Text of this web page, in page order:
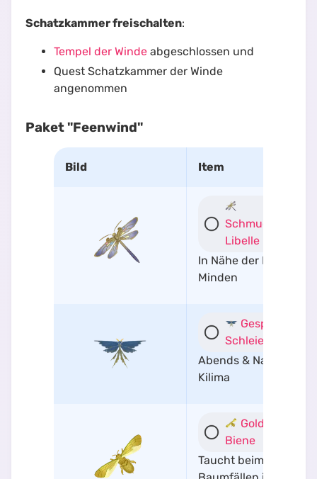
Schatzkammer freischalten:
Tempel der Winde abgeschlossen und
Quest Schatzkammer der Winde
angenommen
Paket "Feenwind"
Bild Item
Schmuckflügel-
Libelle
In Nähe der Pavel-
Minden
Gespinst-
Schleiermotte
Abends & Nachts in
Kilima
Goldruhm-
Biene
Taucht beim